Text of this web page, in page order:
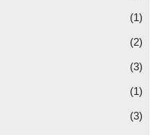
(1)
(2)
(3)
(1)
(3)